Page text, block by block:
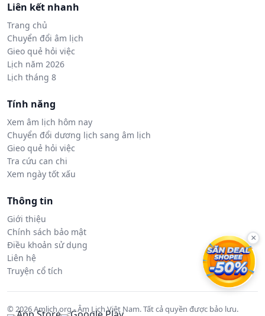
Liên kết nhanh
Trang chủ
Chuyển đổi âm lịch
Gieo quẻ hỏi việc
Lịch năm 2026
Lịch tháng 8
Tính năng
Xem âm lịch hôm nay
Chuyển đổi dương lịch sang âm lịch
Gieo quẻ hỏi việc
Tra cứu can chi
Xem ngày tốt xấu
Thông tin
Giới thiệu
Chính sách bảo mật
Điều khoản sử dụng
Liên hệ
Truyện cổ tích
© 2026 Amlich.org - Âm Lịch Việt Nam. Tất cả quyền được bảo lưu.
×